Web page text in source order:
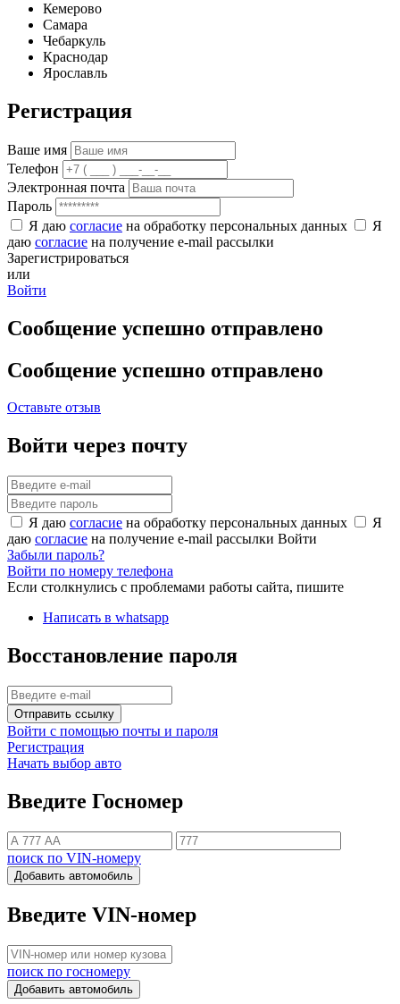
Кемерово
Самара
Чебаркуль
Краснодар
Ярославль
Регистрация
Ваше имя
Телефон
Электронная почта
Пароль
Я даю согласие на обработку персональных данных
Я
даю согласие на получение e-mail рассылки
Зарегистрироваться
или
Войти
Сообщение успешно отправлено
Сообщение успешно отправлено
Оставьте отзыв
Войти через почту
Я даю согласие на обработку персональных данных
Я
даю согласие на получение e-mail рассылки Войти
Забыли пароль?
Войти по номеру телефона
Если столкнулись с проблемами работы сайта, пишите
Написать в whatsapp
Восстановление пароля
Отправить ссылку
Войти с помощью почты и пароля
Регистрация
Начать выбор авто
Введите Госномер
поиск по VIN-номеру
Добавить автомобиль
Введите VIN-номер
поиск по госномеру
Добавить автомобиль